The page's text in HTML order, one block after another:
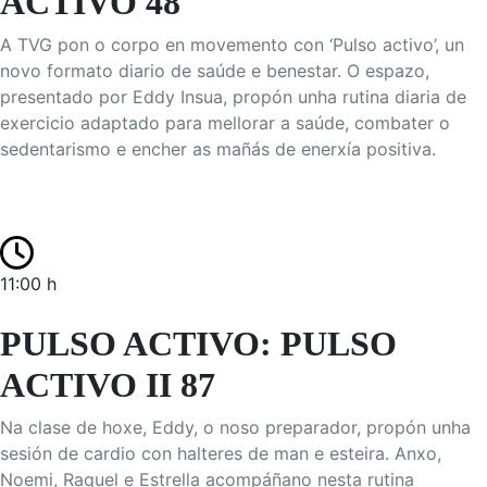
A TVG pon o corpo en movemento con ‘Pulso activo’, un
novo formato diario de saúde e benestar. O espazo,
presentado por Eddy Insua, propón unha rutina diaria de
exercicio adaptado para mellorar a saúde, combater o
sedentarismo e encher as mañás de enerxía positiva.
11:00 h
PULSO ACTIVO: PULSO
ACTIVO II 87
Na clase de hoxe, Eddy, o noso preparador, propón unha
sesión de cardio con halteres de man e esteira. Anxo,
Noemi, Raquel e Estrella acompáñano nesta rutina